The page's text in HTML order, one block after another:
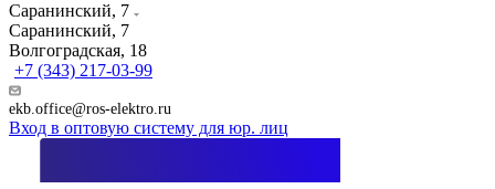
Саранинский, 7
Саранинский, 7
Волгоградская, 18
+7 (343) 217-03-99
ekb.office@ros-elektro.ru
Вход в оптовую систему для юр. лиц